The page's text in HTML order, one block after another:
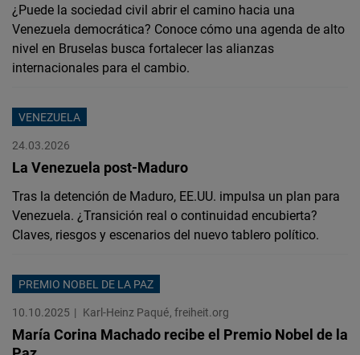
¿Puede la sociedad civil abrir el camino hacia una
Venezuela democrática? Conoce cómo una agenda de alto
nivel en Bruselas busca fortalecer las alianzas
internacionales para el cambio.
VENEZUELA
24.03.2026
La Venezuela post-Maduro
Tras la detención de Maduro, EE.UU. impulsa un plan para
Venezuela. ¿Transición real o continuidad encubierta?
Claves, riesgos y escenarios del nuevo tablero político.
PREMIO NOBEL DE LA PAZ
10.10.2025
Karl-Heinz Paqué freiheit.org
María Corina Machado recibe el Premio Nobel de la